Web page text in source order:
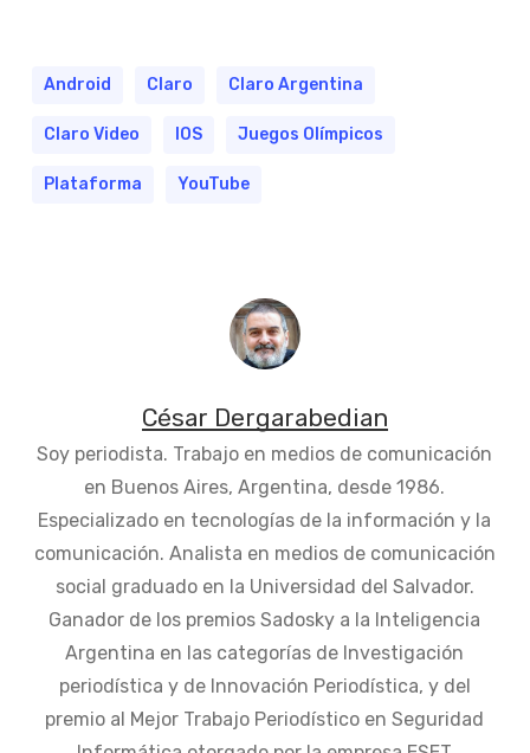
Android Claro Claro Argentina
Claro Video IOS Juegos Olímpicos
Plataforma YouTube
César Dergarabedian
Soy periodista. Trabajo en medios de comunicación
en Buenos Aires, Argentina, desde 1986.
Especializado en tecnologías de la información y la
comunicación. Analista en medios de comunicación
social graduado en la Universidad del Salvador.
Ganador de los premios Sadosky a la Inteligencia
Argentina en las categorías de Investigación
periodística y de Innovación Periodística, y del
premio al Mejor Trabajo Periodístico en Seguridad